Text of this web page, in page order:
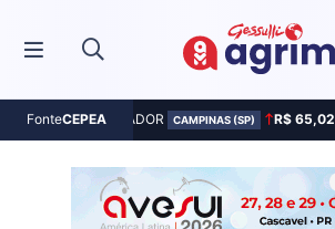
FonteCEPEA
MILHO - INDICADOR CAMPINAS (SP) R$ 65,02